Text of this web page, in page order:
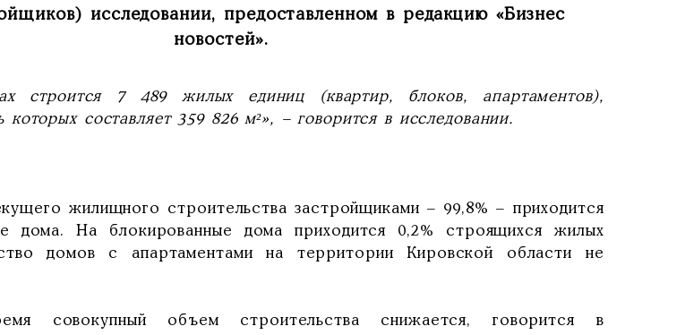
исследовании, предоставленном в редакцию «Бизнес
новостей».
строится 7 489 жилых единиц (квартир, блоков, апартаментов),
которых составляет 359 826 м²», – говорится в исследовании.
жилищного строительства застройщиками – 99,8% – приходится
дома. На блокированные дома приходится 0,2% строящихся жилых
домов с апартаментами на территории Кировской области не
совокупный объем строительства снижается, говорится в